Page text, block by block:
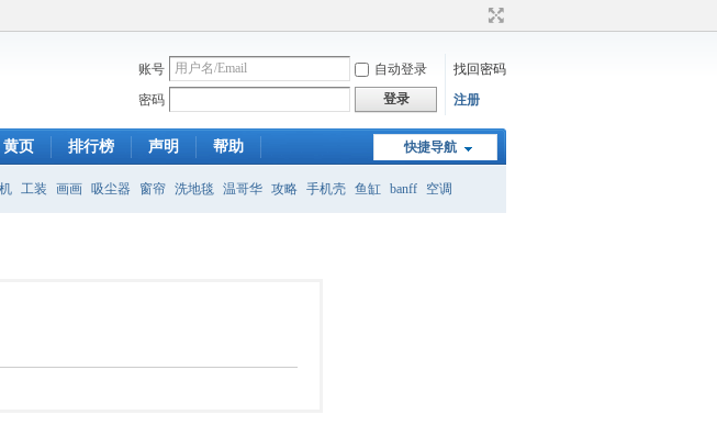
账号 自动登录
找回密码
密码
登录 注册
快捷导航
黄页 排行榜 声明 帮助
工装 画画 吸尘器 窗帘 洗地毯 温哥华 攻略 手机壳 鱼缸 banff 空调